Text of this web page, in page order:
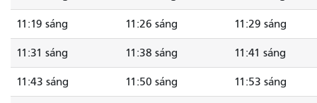
11:19 sáng 11:26 sáng 11:29 sáng
11:31 sáng 11:38 sáng 11:41 sáng
11:43 sáng 11:50 sáng 11:53 sáng